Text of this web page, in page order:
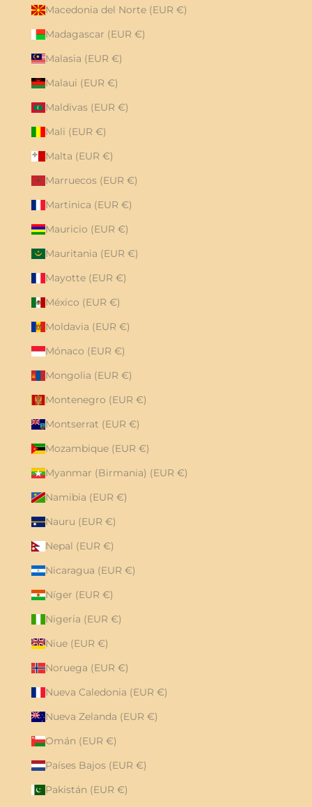
Macedonia del Norte (EUR €)
Madagascar (EUR €)
Malasia (EUR €)
Malaui (EUR €)
Maldivas (EUR €)
Mali (EUR €)
Malta (EUR €)
Marruecos (EUR €)
Martinica (EUR €)
Mauricio (EUR €)
Mauritania (EUR €)
Mayotte (EUR €)
México (EUR €)
Moldavia (EUR €)
Mónaco (EUR €)
Mongolia (EUR €)
Montenegro (EUR €)
Montserrat (EUR €)
Mozambique (EUR €)
Myanmar (Birmania) (EUR €)
Namibia (EUR €)
Nauru (EUR €)
Nepal (EUR €)
Nicaragua (EUR €)
Níger (EUR €)
Nigeria (EUR €)
Niue (EUR €)
Noruega (EUR €)
Nueva Caledonia (EUR €)
Nueva Zelanda (EUR €)
Omán (EUR €)
Países Bajos (EUR €)
Pakistán (EUR €)